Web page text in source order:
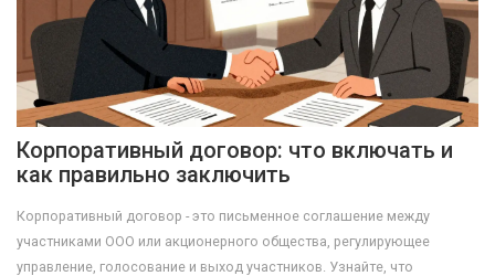
Корпоративный договор: что включать и
как правильно заключить
Корпоративный договор - это письменное соглашение между
участниками ООО или акционерного общества, регулирующее
управление, голосование и выход участников. Узнайте, что